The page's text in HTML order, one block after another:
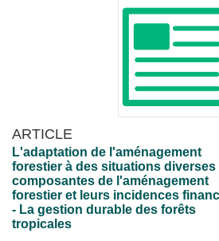
ARTICLE
L'adaptation de l'aménagement
forestier à des situations diverses
composantes de l'aménagement
forestier et leurs incidences
- La gestion durable des forêts
tropicales